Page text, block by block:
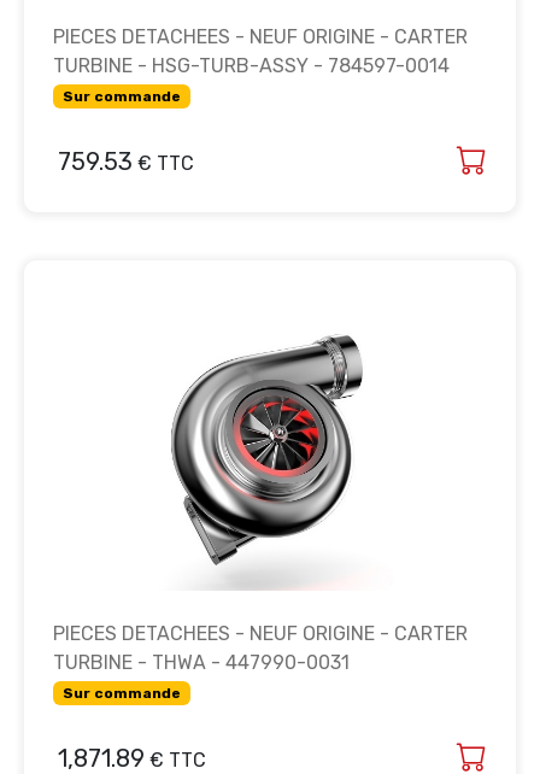
PIECES DETACHEES - NEUF ORIGINE - CARTER
TURBINE - HSG-TURB-ASSY - 784597-0014
Sur commande
759.53 € TTC
PIECES DETACHEES - NEUF ORIGINE - CARTER
TURBINE - THWA - 447990-0031
Sur commande
1,871.89 € TTC